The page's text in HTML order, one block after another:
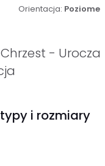
Orientacja: Poziome
- Urocza
i rozmiary